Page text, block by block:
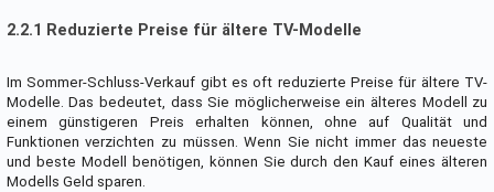
2.2.1 Reduzierte Preise für ältere TV-Modelle
Im Sommer-Schluss-Verkauf gibt es oft reduzierte Preise für ältere TV-
Modelle. Das bedeutet, dass Sie möglicherweise ein älteres Modell zu
einem günstigeren Preis erhalten können, ohne auf Qualität und
Funktionen verzichten zu müssen. Wenn Sie nicht immer das neueste
und beste Modell benötigen, können Sie durch den Kauf eines älteren
Modells Geld sparen.